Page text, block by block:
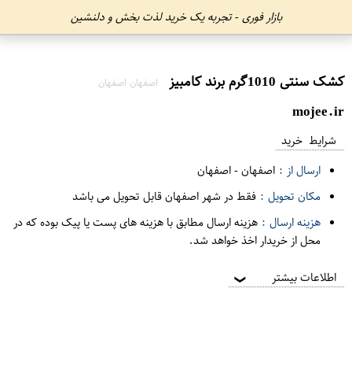
بازار فوری - تجربه یک خرید لذت بخش و دلنشین
کشک سنتی 1010گرم برند کامبیز اصفهان اصفهان
mojee.ir
شرایط خرید
ارسال از : اصفهان-اصفهان
مکان تحویل : فقط در شهر اصفهان قابل تحویل می باشد
هزینه ارسال : هزینه ارسال مطابق با هزینه های پست یا پیک بوده که در
محل از خریدار اخذ خواهد شد.
اطلاعات بیشتر ❯